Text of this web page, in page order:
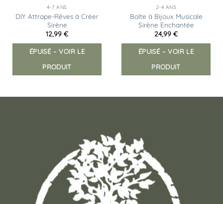
4-7 ANS
DIY Attrape-Rêves à Créer
Sirène
12,99 €
ÉPUISÉ – VOIR LE
PRODUIT
2-4 ANS
Boîte à Bijoux Musicale
Sirène Enchantée
24,99 €
ÉPUISÉ – VOIR LE
PRODUIT